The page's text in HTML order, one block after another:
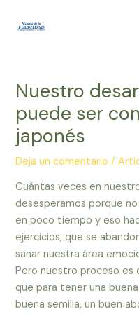
Nuestro
puede ser
japonés
Deja un comentario /
Cuántas veces en
desesperamos porque
en poco tiempo y eso
ejercicios, que se
sanar nuestra área
Pero nuestro proceso es
que para tener una
buena semilla, un buen